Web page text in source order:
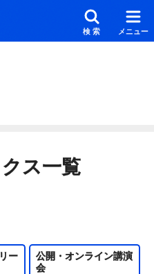
検索 メニュー
ス一覧
ー
公開・オンライン講演
会